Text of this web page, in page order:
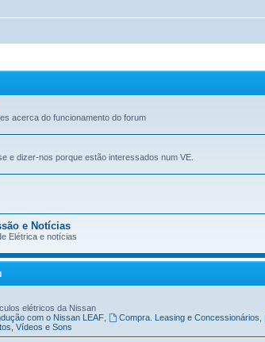
acerca do funcionamento do forum
e dizer-nos porque estão interessados num VE.
e Notícias
Elétrica e notícias
elétricos da Nissan
com o Nissan LEAF, Compra. Leasing e Concessionários
Vídeos e Sons